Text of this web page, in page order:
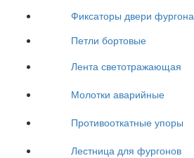
Фиксаторы двери фургона
Петли бортовые
Лента светотражающая
Молотки аварийные
Противооткатные упоры
Лестница для фургонов